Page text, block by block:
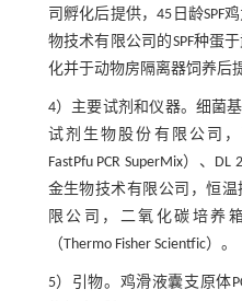
司孵化后提供，45日龄SPF
物技术有限公司的SPF种蛋
化并于动物房隔离器饲养后
4）主要试剂和仪器。细菌
试剂生物股份有限公司，
FastPfu PCR SuperMix）、
金生物技术有限公司，恒
限公司，二氧化碳培养
（Thermo Fisher Scientfic）。
5）引物。鸡滑液囊支原体